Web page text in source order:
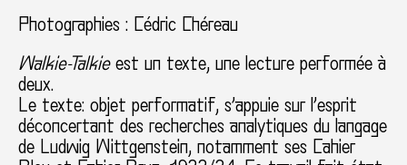
Photographies : Cédric Chéreau
Walkie-Talkieest un texte, une lecture performée à
deux.
Le texte: objet performatif, s’appuie sur l’esprit
déconcertant des recherches analytiques du langage
de Ludwig Wittgenstein, notamment ses Cahier